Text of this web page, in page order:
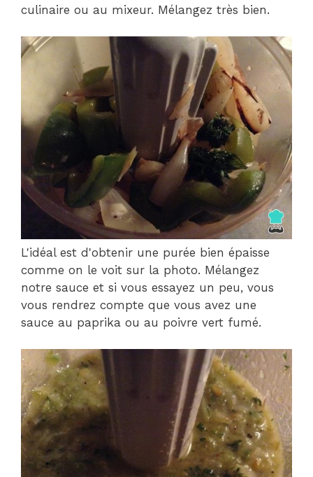
culinaire ou au mixeur. Mélangez très bien.
L'idéal est d'obtenir une purée bien épaisse
comme on le voit sur la photo. Mélangez
notre sauce et si vous essayez un peu, vous
vous rendrez compte que vous avez une
sauce au paprika ou au poivre vert fumé.